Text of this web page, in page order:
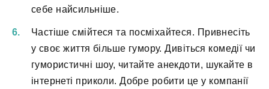
себе найсильніше.
Частіше смійтеся та посміхайтеся. Привнесіть
у своє життя більше гумору. Дивіться комедії чи
гумористичні шоу, читайте анекдоти, шукайте в
інтернеті приколи. Добре робити це у компанії